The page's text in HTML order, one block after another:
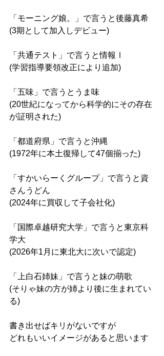
「モーニング娘。」で言うと後藤真希
(3期として加入しデビュー)
「共通テスト」で言うと情報Ⅰ
(学習指導要領改正により追加)
「五味」で言うとうま味
(20世紀になってから科学的にその存在
が証明された)
「都道府県」で言うと沖縄
(1972年に本土復帰して47個揃った)
「すかいらーくグループ」で言うと資
さんうどん
(2024年に買収して子会社化)
「国際卓越研究大学」で言うと東京科
学大
(2026年1月に東北大に次いで認定)
「上白石姉妹」で言うと妹の萌歌
(そりゃ妹の方が姉より後に生まれてい
る)
書き出せばキリがないですが
どれもいいイメージがあると思います